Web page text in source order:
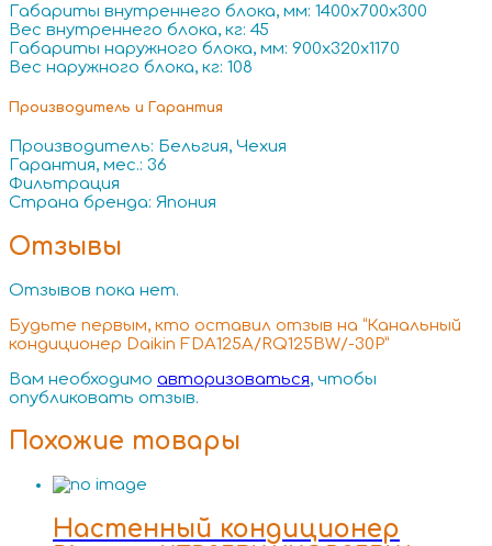
Габариты внутреннего блока, мм: 1400x700x300
Вес внутреннего блока, кг: 45
Габариты наружного блока, мм: 900x320x1170
Вес наружного блока, кг: 108
Производитель и Гарантия
Производитель: Бельгия, Чехия
Гарантия, мес.: 36
Фильтрация
Страна бренда: Япония
Отзывы
Отзывов пока нет.
Будьте первым, кто оставил отзыв на “Канальный
кондиционер Daikin FDA125A/RQ125BW/-30P”
Вам необходимо авторизоваться, чтобы
опубликовать отзыв.
Похожие товары
Настенный кондиционер